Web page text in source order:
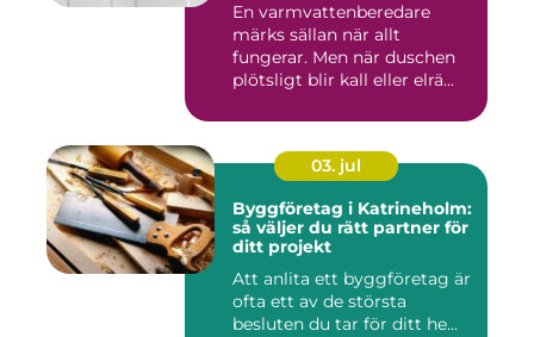
En varmvattenberedare
märks sällan när allt
fungerar. Men när duschen
plötsligt blir kall eller elrä...
03. jul
Byggföretag i Katrineholm:
så väljer du rätt partner för
ditt projekt
Att anlita ett byggföretag är
ofta ett av de största
besluten du tar för ditt he...